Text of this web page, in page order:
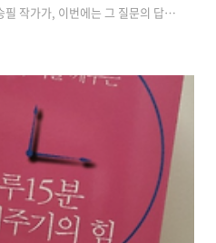
작가가, 이번에는 그 질문의 답을
다시, 공부머리 독서법』은 영유
책을 왜 읽어줘야 하고, 어떻게 읽
지를 단계적으로 알려주며, 부모
와주는 현실적인 가이드북이라 할
독서법』을 통해 “읽기의 중요
천할 것인가”에 대한 나침반이 되